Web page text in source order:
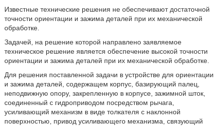
Известные технические решения не обеспечивают достаточной
точности ориентации и зажима деталей при их механической
обработке.
Задачей, на решение которой направлено заявляемое
техническое решение является обеспечение высокой точности
ориентации и зажима деталей при их механической обработке.
Для решения поставленной задачи в устройстве для ориентации
и зажима деталей, содержащем корпус, базирующий палец,
неподвижную опору, закрепленную в корпусе, зажимной шток,
соединенный с гидроприводом посредством рычага,
усиливающий механизм в виде толкателя с наклонной
поверхностью, привод усиливающего механизма, связующий